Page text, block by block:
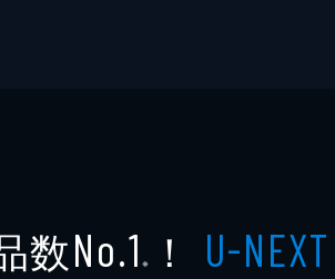
数No.1 ※ ！ U-NEXT